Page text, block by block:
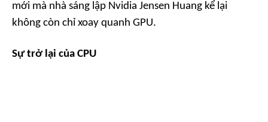
mới mà nhà sáng lập Nvidia Jensen Huang kể lại
không còn chỉ xoay quanh GPU.
Sự trở lại của CPU